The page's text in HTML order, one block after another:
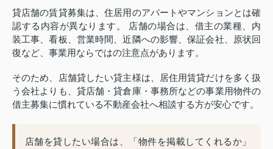
貸店舗の賃貸募集は、住居用のアパートやマンションとは確
認する内容が異なります。 店舗の場合は、借主の業種、内
装工事、看板、営業時間、近隣への影響、保証会社、原状回
復など、事業用ならではの注意点があります。
そのため、店舗貸したい貸主様は、居住用賃貸だけを多く扱
う会社よりも、貸店舗・貸倉庫・事務所などの事業用物件の
借主募集に慣れている不動産会社へ相談する方が安心です。
店舗を貸したい場合は、「物件を掲載してくれるか」